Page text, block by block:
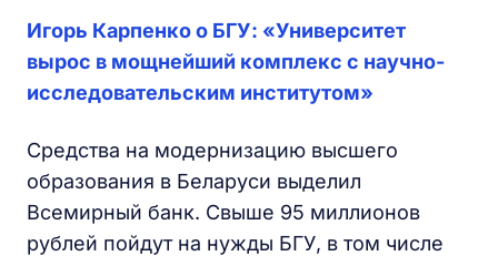
Игорь Карпенко о БГУ: «Университет
вырос в мощнейший комплекс с научно-
исследовательским институтом»
Средства на модернизацию высшего
образования в Беларуси выделил
Всемирный банк. Свыше 95 миллионов
рублей пойдут на нужды БГУ, в том числе